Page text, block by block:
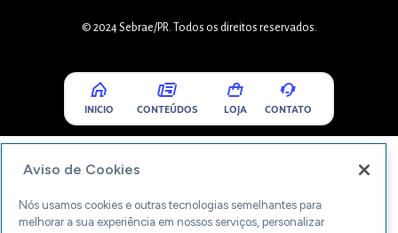
© 2024 Sebrae/PR. Todos os direitos reservados.
INICIO CONTEÚDOS LOJA CONTATO
Aviso de Cookies
Nós usamos cookies e outras tecnologias semelhantes para
melhorar a sua experiência em nossos serviços, personalizar